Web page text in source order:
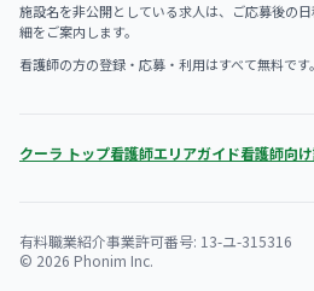
施設名を非公開としている求人は、ご応募後の
細をご案内します。
看護師の方の登録・応募・利用はすべて無料です。
クーラ トップ看護師エリアガイド看護師向
有料職業紹介事業許可番号: 13-ユ-315316
© 2026 Phonim Inc.